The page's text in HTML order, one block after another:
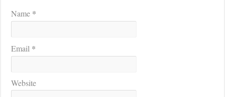
Name *
Email *
Website